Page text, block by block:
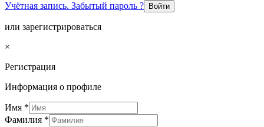
Учётная запись. Забытый пароль ?
Войти
или зарегистрироваться
×
Регистрация
Информация о профиле
Имя *
Фамилия *